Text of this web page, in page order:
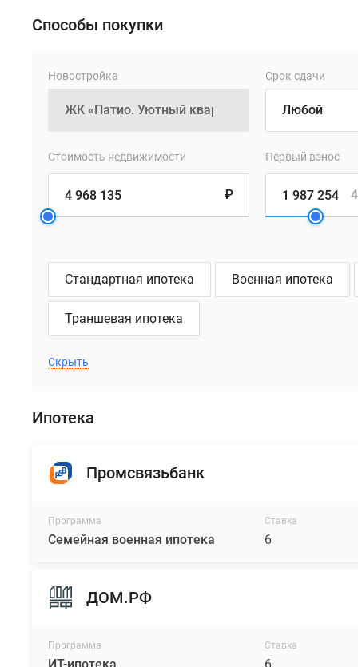
благоустроенные
сады.
Комплекс
состоит
двух
высотой
этажей.
расположены
образом,
что
двор
закрыт
улицы,
квартиры
Способы покупки
Новостройка Срок сдачи
Стоимость недвижимости
₽
Первый взнос
Стандартная ипотека Военная ипотека
Траншевая ипотека
Скрыть
Ипотека
Промсвязьбанк
Программа
Семейная военная ипотека
Ставка
6
ДОМ.РФ
Программа Ставка